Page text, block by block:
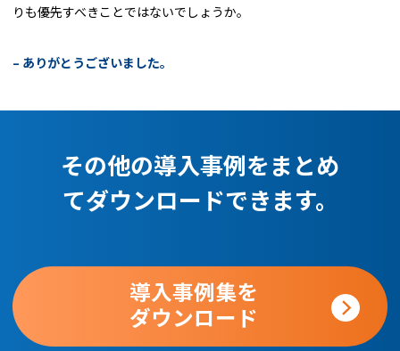
りも優先すべきことではないでしょうか。
– ありがとうございました。
その他の導入事例をまとめ
てダウンロードできます。
導入事例集を
ダウンロード